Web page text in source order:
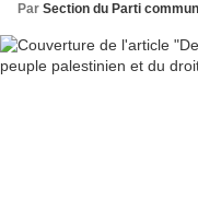
Par Section du Parti